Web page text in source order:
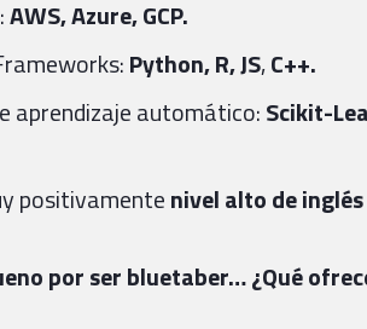
AWS, Azure, GCP.
Python, R, JS,C++.
aprendizaje automático:Scikit-
positivamentenivel alto de
por ser bluetaber… ¿Qué